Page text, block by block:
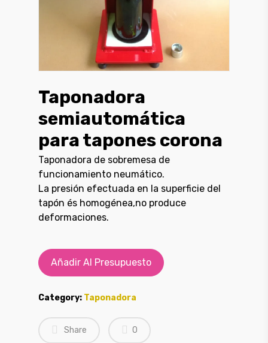
Taponadora
semiautomática
para tapones corona
Taponadora de sobremesa de
funcionamiento neumático.
La presión efectuada en la superficie del
tapón és homogénea,no produce
deformaciones.
Añadir Al Presupuesto
Category: Taponadora
Share 0